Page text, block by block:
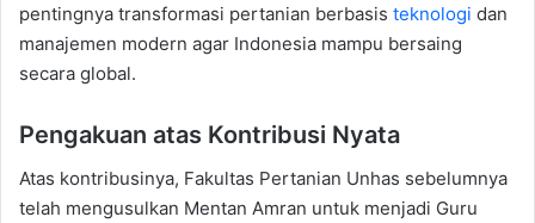
pentingnya transformasi pertanian berbasis teknologi dan
manajemen modern agar Indonesia mampu bersaing
secara global.
Pengakuan atas Kontribusi Nyata
Atas kontribusinya, Fakultas Pertanian Unhas sebelumnya
telah mengusulkan Mentan Amran untuk menjadi Guru